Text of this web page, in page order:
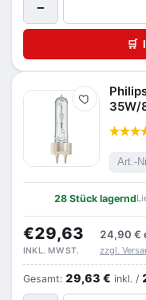
−
🛒
Merken35W/
Art.-
28 Stück lagernd
€29,63 24,90 €
INKL. MWST. zzgl.
Gesamt: 29,63 € inkl. /